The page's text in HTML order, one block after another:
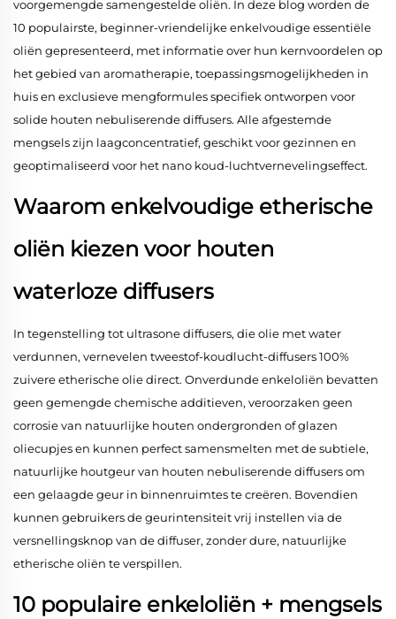
voorgemengde samengestelde oliën. In deze blog worden de
10 populairste, beginner-vriendelijke enkelvoudige essentiële
oliën gepresenteerd, met informatie over hun kernvoordelen op
het gebied van aromatherapie, toepassingsmogelijkheden in
huis en exclusieve mengformules specifiek ontworpen voor
solide houten nebuliserende diffusers. Alle afgestemde
mengsels zijn laagconcentratief, geschikt voor gezinnen en
geoptimaliseerd voor het nano koud-luchtvernevelingseffect.
Waarom enkelvoudige etherische
oliën kiezen voor houten
waterloze diffusers
In tegenstelling tot ultrasone diffusers, die olie met water
verdunnen, vernevelen tweestof-koudlucht-diffusers 100%
zuivere etherische olie direct. Onverdunde enkeloliën bevatten
geen gemengde chemische additieven, veroorzaken geen
corrosie van natuurlijke houten ondergronden of glazen
oliecupjes en kunnen perfect samensmelten met de subtiele,
natuurlijke houtgeur van houten nebuliserende diffusers om
een gelaagde geur in binnenruimtes te creëren. Bovendien
kunnen gebruikers de geurintensiteit vrij instellen via de
versnellingsknop van de diffuser, zonder dure, natuurlijke
etherische oliën te verspillen.
10 populaire enkeloliën + mengsels